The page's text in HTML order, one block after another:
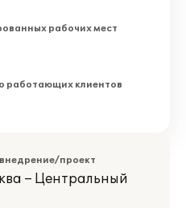
рабочих мест
работающих клиентов
проект
– Центральный